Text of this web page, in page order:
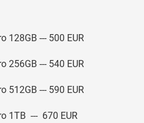
128GB --- 500 EUR
256GB --- 540 EUR
512GB --- 590 EUR
1TB --- 670 EUR